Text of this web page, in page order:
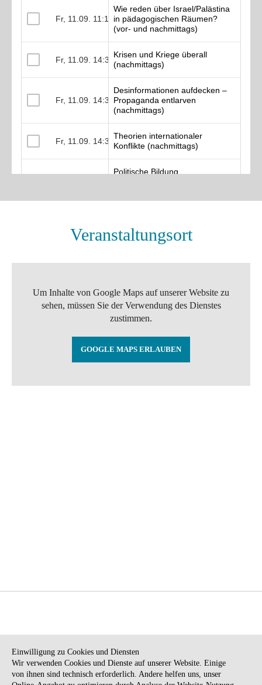
Veranstaltungsort
Um Inhalte von Google Maps auf unserer Website zu
sehen, müssen Sie der Verwendung des Dienstes
zustimmen.
GOOGLE MAPS ERLAUBEN
ANFAHRT BARRIEREFREIHEIT
Einwilligung zu Cookies und Diensten
Wir verwenden Cookies und Dienste auf unserer Website. Einige
von ihnen sind technisch erforderlich. Andere helfen uns, unser